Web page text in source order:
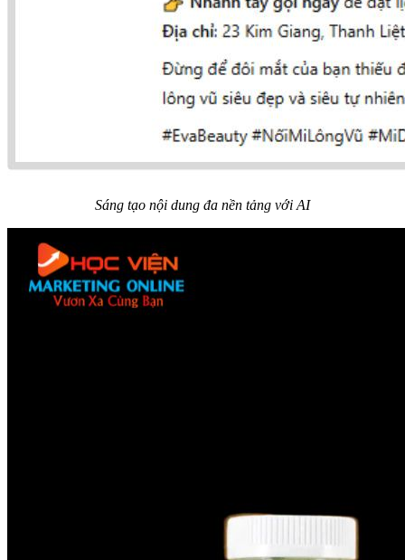
Sáng tạo nội dung đa nền tảng với AI